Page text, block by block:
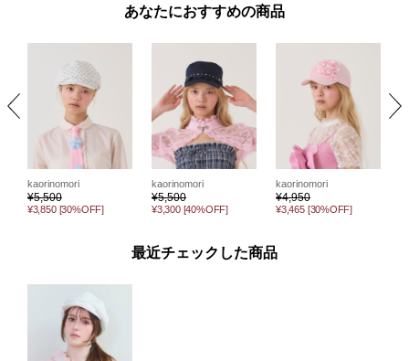
あなたにおすすめの商品
kaorinomori
¥5,500
¥3,850 [30%OFF]
kaorinomori
¥5,500
¥3,300 [40%OFF]
kaorinomori
¥4,950
¥3,465 [30%OFF]
最近チェックした商品